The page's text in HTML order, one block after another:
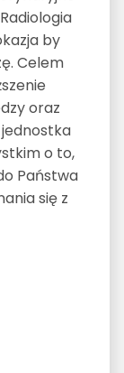
by
Celem
oraz
o to,
Państwa
się z